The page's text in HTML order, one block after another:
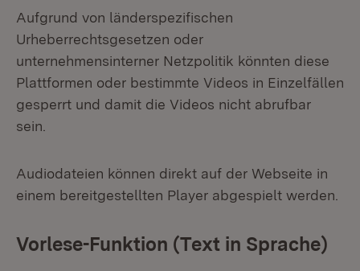
Aufgrund von länderspezifischen
Urheberrechtsgesetzen oder
unternehmensinterner Netzpolitik könnten diese
Plattformen oder bestimmte Videos in Einzelfällen
gesperrt und damit die Videos nicht abrufbar
sein.
Audiodateien können direkt auf der Webseite in
einem bereitgestellten Player abgespielt werden.
Vorlese-Funktion (Text in Sprache)